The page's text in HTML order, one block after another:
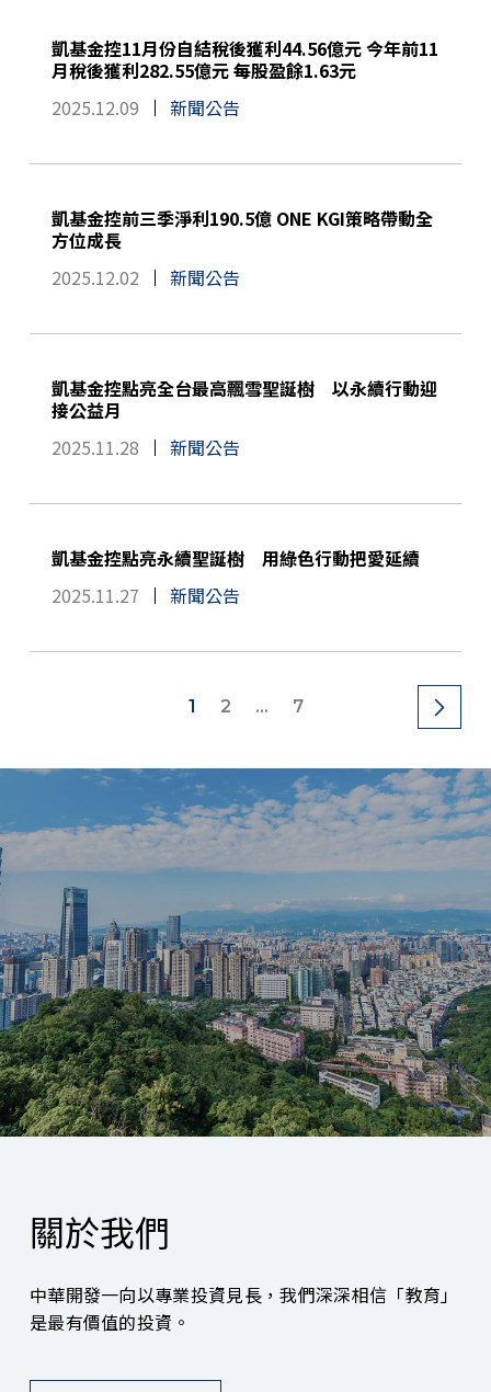
凱基金控11月份自結稅後獲利44.56億元 今年前11
月稅後獲利282.55億元 每股盈餘1.63元
2025.12.09
新聞公告
凱基金控前三季淨利190.5億 ONE KGI策略帶動全
方位成長
2025.12.02
新聞公告
凱基金控點亮全台最高飄雪聖誕樹 以永續行動迎
接公益月
2025.11.28
新聞公告
凱基金控點亮永續聖誕樹 用綠色行動把愛延續
2025.11.27
新聞公告
1 2 ... 7
關於我們
中華開發一向以專業投資見長，我們深深相信「教育」
是最有價值的投資。